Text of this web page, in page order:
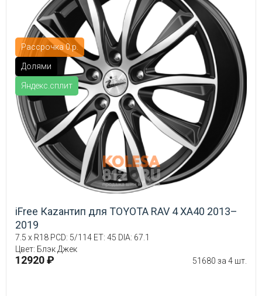
Рассрочка 0 р.
Долями
Яндекс.сплит
iFree Кazaнтип для TOYOTA RAV 4 XA40 2013–
2019
7.5 x R18 PCD: 5/114 ET: 45 DIA: 67.1
Цвет: Блэк Джек
12920 ₽ 51680 за 4 шт.